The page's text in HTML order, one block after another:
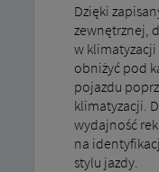
Dzięki
zewnętrznej,
w
obniżyć pod
pojazdu
klimatyzacji.
wydajność
na
stylu jazdy.